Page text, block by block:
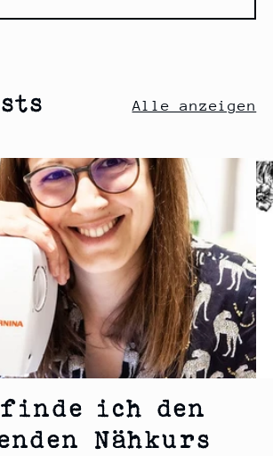
Alle anzeigen
finde ich den
Nähkurs